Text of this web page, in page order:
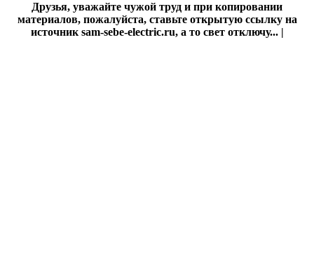
Друзья, уважайте чужой труд и при копировании
материалов, пожалуйста, ставьте открытую ссылку на
источник sam-sebe-electric.ru, а то свет отключу... |